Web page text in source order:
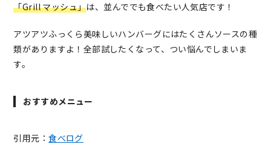
「Grill マッシュ」は、並んででも食べたい人気店です！
アツアツふっくら美味しいハンバーグにはたくさんソースの種
類がありますよ！全部試したくなって、つい悩んでしまいま
す。
おすすめメニュー
引用元：食べログ